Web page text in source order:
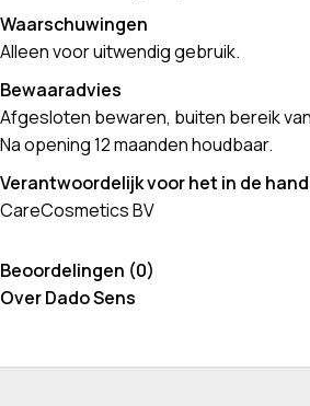
Waarschuwingen
Alleen voor uitwendig gebruik.
Bewaaradvies
Afgesloten bewaren, buiten bereik
Na opening 12 maanden houdbaar.
Verantwoordelijk voor het in de
CareCosmetics BV
Beoordelingen (0)
Over Dado Sens